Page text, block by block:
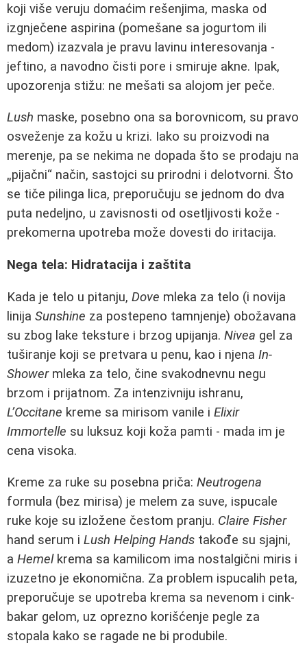
koji više veruju domaćim rešenjima, maska od
izgnječene aspirina (pomešane sa jogurtom ili
medom) izazvala je pravu lavinu interesovanja -
jeftino, a navodno čisti pore i smiruje akne. Ipak,
upozorenja stižu: ne mešati sa alojom jer peče.
Lush maske, posebno ona sa borovnicom, su pravo
osveženje za kožu u krizi. Iako su proizvodi na
merenje, pa se nekima ne dopada što se prodaju na
„pijačni“ način, sastojci su prirodni i delotvorni. Što
se tiče pilinga lica, preporučuju se jednom do dva
puta nedeljno, u zavisnosti od osetljivosti kože -
prekomerna upotreba može dovesti do iritacija.
Nega tela: Hidratacija i zaštita
Kada je telo u pitanju, Dove mleka za telo (i novija
linija Sunshine za postepeno tamnjenje) obožavana
su zbog lake teksture i brzog upijanja. Nivea gel za
tuširanje koji se pretvara u penu, kao i njena In-
Showermleka za telo, čine svakodnevnu negu
brzom i prijatnom. Za intenzivniju ishranu,
L’Occitane kreme sa mirisom vanile i Elixir
Immortelle su luksuz koji koža pamti - mada im je
cena visoka.
Kreme za ruke su posebna priča: Neutrogena
formula (bez mirisa) je melem za suve, ispucale
ruke koje su izložene čestom pranju. Claire Fisher
hand serum i Lush Helping Hands takođe su sjajni,
a Hemelkrema sa kamilicom ima nostalgični miris i
izuzetno je ekonomična. Za problem ispucalih peta,
preporučuje se upotreba krema sa nevenom i cink-
bakar gelom, uz oprezno korišćenje pegle za
stopala kako se ragade ne bi produbile.